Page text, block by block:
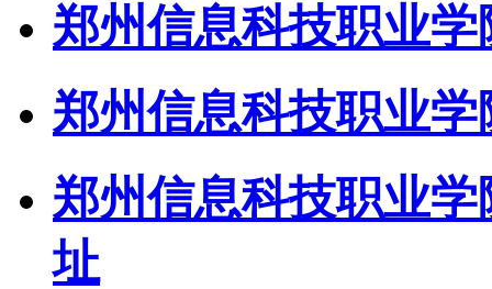
郑州信息科技职业
郑州信息科技职业
郑州信息科技职业
址